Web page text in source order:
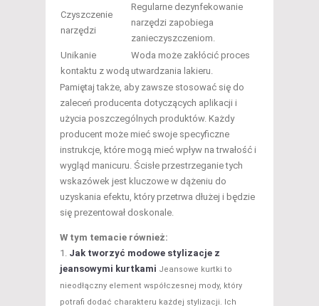
Czyszczenie
narzędzi
Regularne dezynfekowanie
narzędzi zapobiega
zanieczyszczeniom.
Unikanie
kontaktu z wodą
Woda może zakłócić proces
utwardzania lakieru.
Pamiętaj także, aby zawsze stosować się do
zaleceń producenta dotyczących aplikacji i
użycia poszczególnych produktów. Każdy
producent może mieć swoje specyficzne
instrukcje, które mogą mieć wpływ na trwałość i
wygląd manicuru. Ścisłe przestrzeganie tych
wskazówek jest kluczowe w dążeniu do
uzyskania efektu, który przetrwa dłużej i będzie
się prezentował doskonale.
W tym temacie również:
Jak tworzyć modowe stylizacje z
jeansowymi kurtkami Jeansowe kurtki to
nieodłączny element współczesnej mody, który
potrafi dodać charakteru każdej stylizacji. Ich